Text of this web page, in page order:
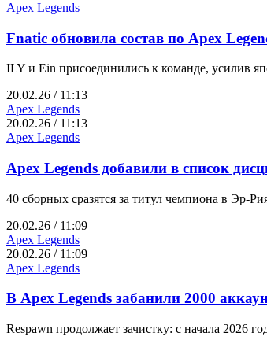
Apex Legends
Fnatic обновила состав по Apex
ILY и Ein присоединились к команде, усилив
20.02.26 / 11:13
Apex Legends
20.02.26 / 11:13
Apex Legends
Apex Legends добавили в список
40 сборных сразятся за титул чемпиона в Эр-
20.02.26 / 11:09
Apex Legends
20.02.26 / 11:09
Apex Legends
В Apex Legends забанили 2000
Respawn продолжает зачистку: с начала 2026